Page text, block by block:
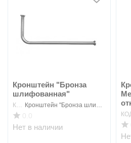
Кронштейн "Бронза
шлифованная"
КОД: Кронштейн "Бронза шлифованная"
Нет в наличии